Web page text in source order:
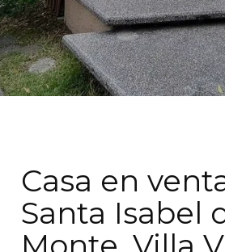
Casa en
Santa Isabel